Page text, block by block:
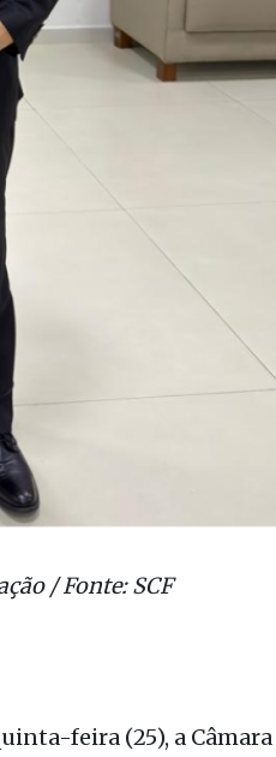
/ Fonte: SCF